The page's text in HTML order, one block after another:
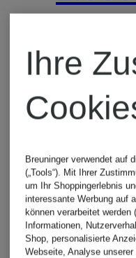
TRIP
Ihre
Breuninger verwendet auf
(„Tools“). Mit Ihrer
um Ihr Shoppingerlebnis
interessante Werbung auf
können verarbeitet
Informationen,
Shop, personalisierte
Webseite, Analyse